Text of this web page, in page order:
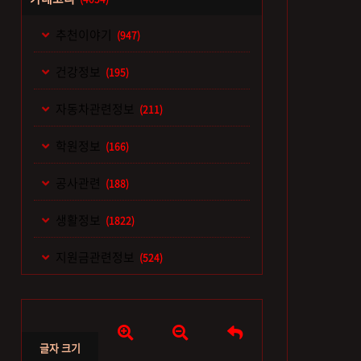
추천이야기 (947)
건강정보 (195)
자동차관련정보 (211)
학원정보 (166)
공사관련 (188)
생활정보 (1822)
지원금관련정보 (524)
글자 크기
  